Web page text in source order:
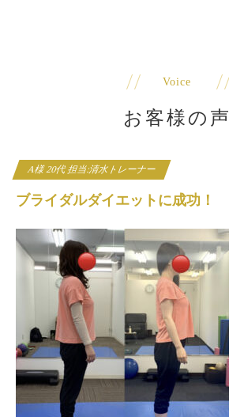
Voice
お客様の声
A様 20代 担当:清水トレーナー
ブライダルダイエットに成功！